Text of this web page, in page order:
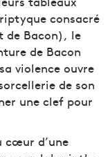
consacré
de Bacon), le
de Bacon
violence ouvre
de son
une clef pour
cœur d’une